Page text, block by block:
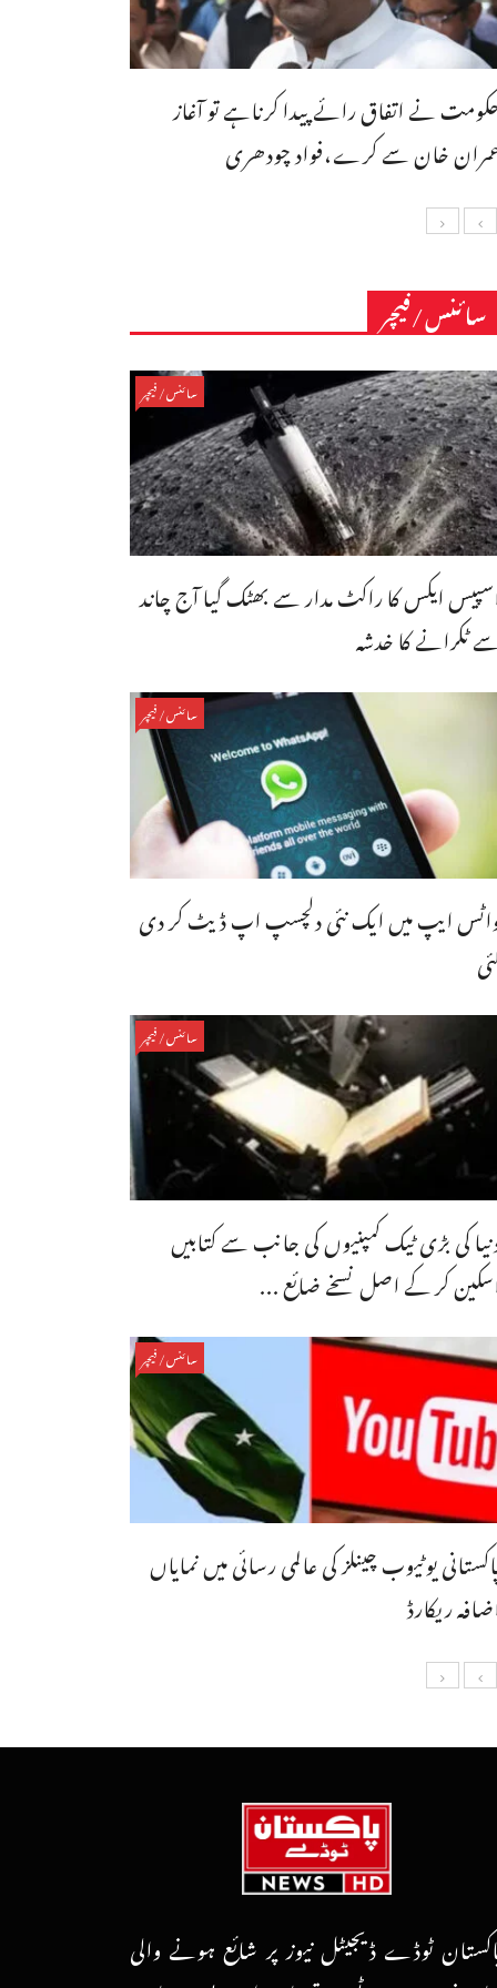
نے اتفاق رائے پیدا کرناہے تو آغاز
خان سے کرے،فواد چودھری
سائنس/فیچر
سائنس/فیچر
ایکس کا راکٹ مدار سے بھٹک گیا آج چاند
ٹکرانے کا خدشہ
سائنس/فیچر
ایپ میں ایک نئی دلچسپ اپ ڈیٹ کر دی
سائنس/فیچر
کی بڑی ٹیک کمپنیوں کی جانب سے کتابیں
کر کے اصل نسخے ضائع ...
سائنس/فیچر
یوٹیوب چینلز کی عالمی رسائی میں نمایاں
ریکارڈ
ٹوڈے ڈیجیٹل نیوز پر شائع ہونے والی